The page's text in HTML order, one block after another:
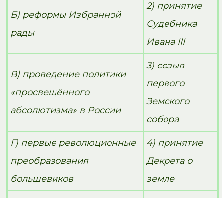
Б) реформы Избранной
рады
2) принятие
Судебника
Ивана III
В) проведение политики
«просвещённого
абсолютизма» в России
3) созыв
первого
Земского
собора
Г) первые революционные
преобразования
большевиков
4) принятие
Декрета о
земле